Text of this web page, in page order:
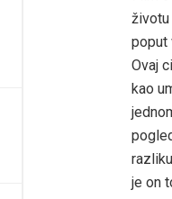
životu
poput
Ovaj
kao
je on